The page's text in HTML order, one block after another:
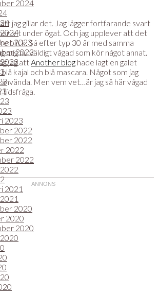
2024
2023
2023
2023
2022
2022
2022
2022
2021
2020
2020
2020
jag gillar det. Jag lägger fortfarande svart
vit under ögat. Och jag upplever att det
blick. Så efter typ 30 år med samma
mig nu väldigt vågad som kör något annat.
jag attAnother blog hade lagt en galet
kajal och blå mascara. Något som jag
Men vem vet…är jag så här vågad
tidsfråga.